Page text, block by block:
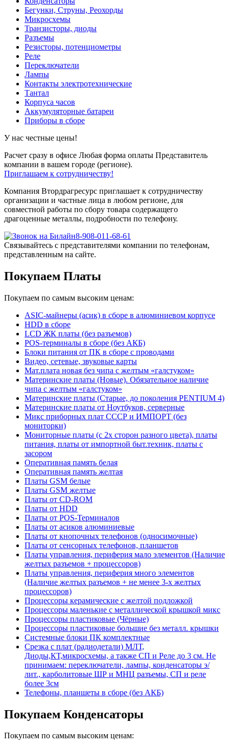
Бегунки, Струны, Реохорды
Микросхемы
Транзисторы, диоды
Разъемы
Резисторы, потенциометры
Реле
Переключатели
Лампы
Контакты электротехнические
Тантал
Корпуса часов
Аккумуляторные батареи
Приборы в сборе
У нас честные цены!
Расчет сразу в офисе Любая форма оплаты Представитель
компании в вашем городе (регионе).
Приглашаем к сотрудничеству!
Компания Втордрагресурс приглашает к сотрудничеству
организации и частные лица в любом регионе, для
совместной работы по сбору товара содержащего
драгоценные металлы, подробности по телефону.
8-908-011-68-61
Связывайтесь с представителями компании по телефонам,
представленным на сайте.
Покупаем Платы
Покупаем по самым высоким ценам:
ASIC-майнеры (асик) в сборе в алюминиевом корпусе
HDD в сборе
LCD ЖК платы (без разъемов)
POS-терминалы в сборе (без АКБ)
Блоки питания от ПК в сборе с проводами
Видео, сетевые, звуковые карты
Мат.плата новая без чипа с желтым «галстуком»
Материнские платы (Новые). Обязательное наличие
чипа с желтым «галстуком»
Материнские платы (Старые, до поколения PENTIUM 4)
Материнские платы от Ноутбуков, серверные
Микс приборных плат СССР и ИМПОРТ (без
мониторки)
Мониторные платы (с 2х сторон разного цвета), платы
питания, платы от импортной быт.техник, платы с
засором
Оперативная память белая
Оперативная память желтая
Платы GSM белые
Платы GSM желтые
Платы от CD-ROM
Платы от HDD
Платы от POS-Терминалов
Платы от асиков алюминиевые
Платы от кнопочных телефонов (односимочные)
Платы от сенсорных телефонов, планшетов
Платы управления, периферия мало элементов (Наличие
желтых разъемов + процессоров)
Платы управления, периферия много элементов
(Наличие желтых разъемов + не менее 3-х желтых
процессоров)
Процессоры керамические с желтой подложкой
Процессоры маленькие с металлической крышкой микс
Процессоры пластиковые (Чёрные)
Процессоры пластиковые большие без металл. крышки
Системные блоки ПК комплектные
Срезка с плат (радиодетали) МЛТ,
Диоды,КТ,микросхемы, а также СП и Реле до 3 см. Не
принимаем: переключатели, лампы, конденсаторы э/
лит., карболитовые ШР и МНЦ разъемы, СП и реле
более 3см
Телефоны, планшеты в сборе (без АКБ)
Покупаем Конденсаторы
Покупаем по самым высоким ценам: